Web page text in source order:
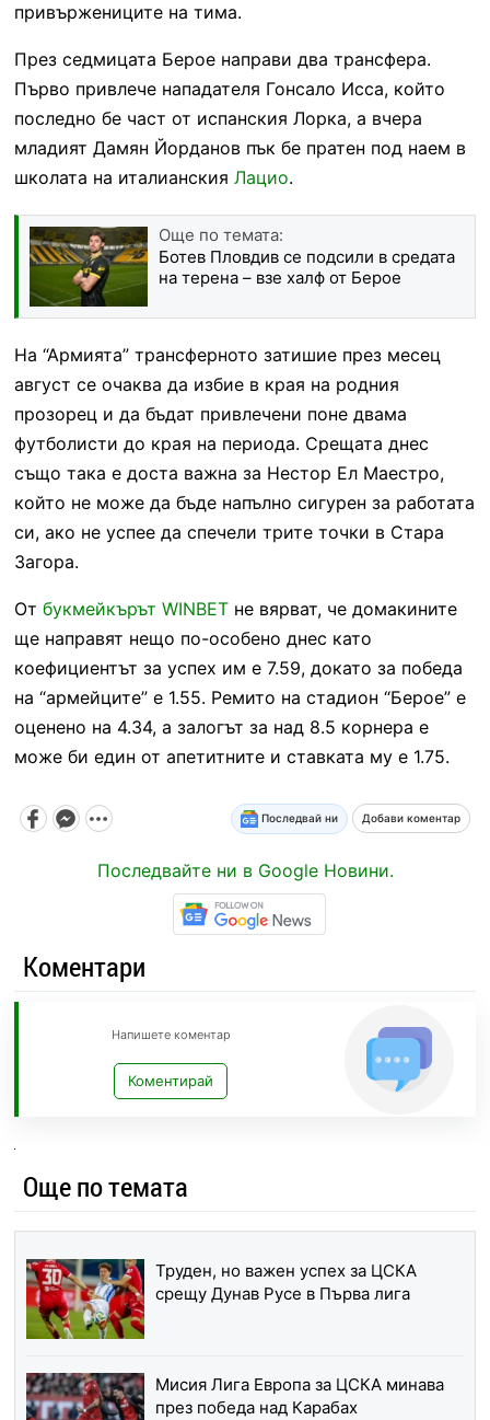
привържениците на тима.
През седмицата Берое направи два трансфера.
Първо привлече нападателя Гонсало Исса, който
последно бе част от испанския Лорка, а вчера
младият Дамян Йорданов пък бе пратен под наем в
школата на италианския Лацио.
Още по темата:
Ботев Пловдив се подсили в средата
на терена – взе халф от Берое
На “Армията” трансферното затишие през месец
август се очаква да избие в края на родния
прозорец и да бъдат привлечени поне двама
футболисти до края на периода. Срещата днес
също така е доста важна за Нестор Ел Маестро,
който не може да бъде напълно сигурен за работата
си, ако не успее да спечели трите точки в Стара
Загора.
От букмейкърът WINBETне вярват, че домакините
ще направят нещо по-особено днес като
коефициентът за успех им е 7.59, докато за победа
на “армейците” е 1.55. Ремито на стадион “Берое” е
оценено на 4.34, а залогът за над 8.5 корнера е
може би един от апетитните и ставката му е 1.75.
Последвай ни Добави коментар
Последвайте ни в Google Новини.
Коментари
Напишете коментар
Коментирай
Още по темата
Труден, но важен успех за ЦСКА
срещу Дунав Русе в Първа лига
Мисия Лига Европа за ЦСКА минава
през победа над Карабах